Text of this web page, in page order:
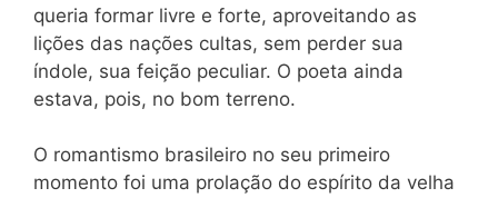
queria formar livre e forte, aproveitando as
lições das nações cultas, sem perder sua
índole, sua feição peculiar. O poeta ainda
estava, pois, no bom terreno.
O romantismo brasileiro no seu primeiro
momento foi uma prolação do espírito da velha